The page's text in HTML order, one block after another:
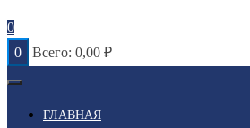
0
0
Всего: 0,00 ₽
ГЛАВНАЯ